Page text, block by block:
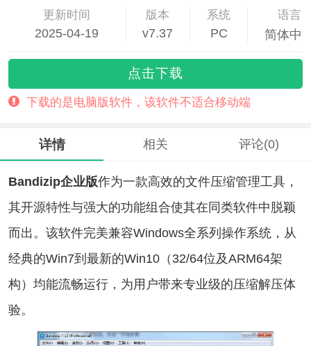
更新时间
2025-04-19
版本
v7.37
系统
PC
语言
简体中
点击下载
下载的是电脑版软件，该软件不适合移动端
详情 相关 评论(0)
Bandizip企业版作为一款高效的文件压缩管理工具，
其开源特性与强大的功能组合使其在同类软件中脱颖
而出。该软件完美兼容Windows全系列操作系统，从
经典的Win7到最新的Win10（32/64位及ARM64架
构）均能流畅运行，为用户带来专业级的压缩解压体
验。